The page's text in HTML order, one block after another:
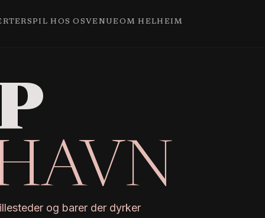
SPIL HOS OSVENUEOM HELHEIM
og barer der dyrker